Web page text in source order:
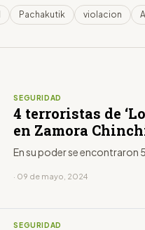
Pachakutik violacion
SEGURIDAD
4 terroristas de
en Zamora
En su poder se encontraron
· 09 de mayo, 2024
SEGURIDAD